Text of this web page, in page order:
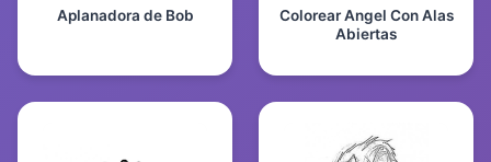
Aplanadora de Bob
Colorear Angel Con Alas
Abiertas